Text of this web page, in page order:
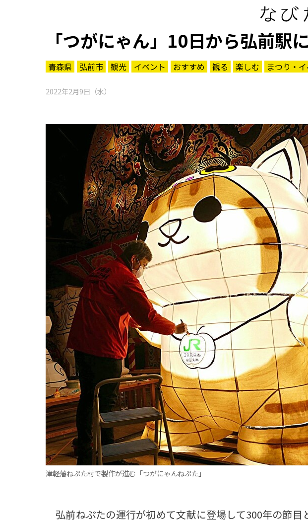
「つがにゃん」10日から弘前駅
青森県 弘前市 観光 イベント おすすめ 観る 楽しむ まつり・
2022年2月9日（水）
津軽藩ねぷた村で製作が進む「つがにゃんねぷた」
弘前ねぷたの運行が初めて文献に登場して300年の節目
パワースポット
まつり・イベント
おみやげ・特産
アウトドア・レジャー
ご当地グルメ